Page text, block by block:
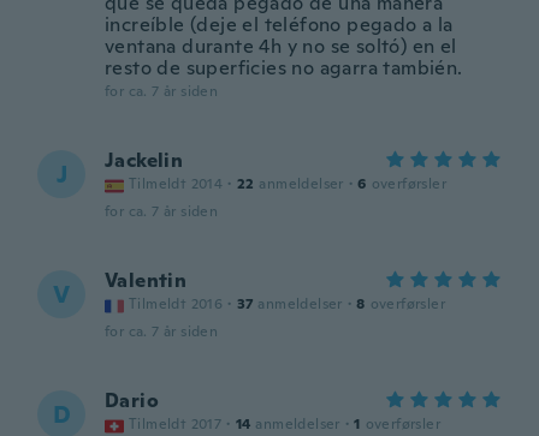
increíble (deje el teléfono pegado a la
ventana durante 4h y no se soltó) en el
resto de superficies no agarra también.
for ca. 7 år siden
J Jackelin
Tilmeldt 2014 · 22 anmeldelser · 6 overførsler
for ca. 7 år siden
V Valentin
Tilmeldt 2016 · 37 anmeldelser · 8 overførsler
for ca. 7 år siden
D Dario
Tilmeldt 2017 · 14 anmeldelser · 1 overførsler